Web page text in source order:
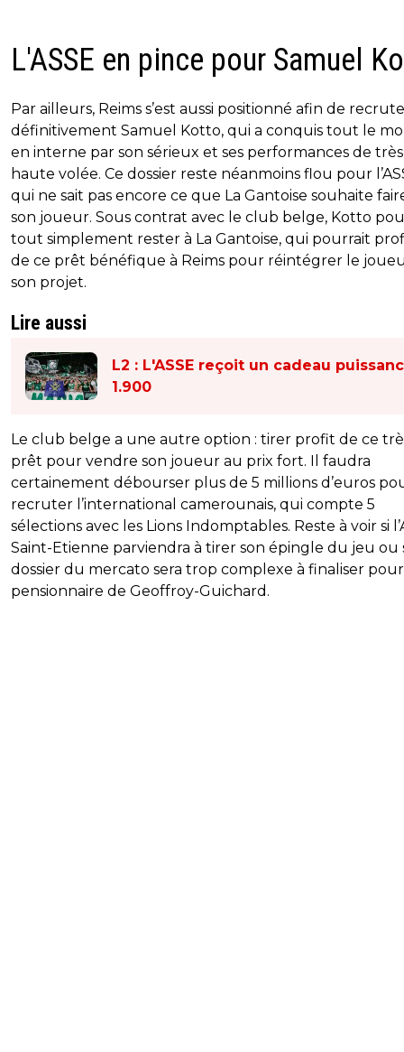
L'ASSE en pince pour Samuel
Par ailleurs, Reims s’est aussi positionné afin de
définitivement Samuel Kotto, qui a conquis tout le
en interne par son sérieux et ses performances de très
haute volée. Ce dossier reste néanmoins flou pour
qui ne sait pas encore ce que La Gantoise souhaite
son joueur. Sous contrat avec le club belge, Kotto
tout simplement rester à La Gantoise, qui pourrait
de ce prêt bénéfique à Reims pour réintégrer le
son projet.
Lire aussi
L2 : L'ASSE reçoit un cadeau
1.900
Le club belge a une autre option : tirer profit de ce
prêt pour vendre son joueur au prix fort. Il faudra
certainement débourser plus de 5 millions d’euros
recruter l’international camerounais, qui compte 5
sélections avec les Lions Indomptables. Reste à voir si
Saint-Etienne parviendra à tirer son épingle du jeu ou
dossier du mercato sera trop complexe à finaliser
pensionnaire de Geoffroy-Guichard.